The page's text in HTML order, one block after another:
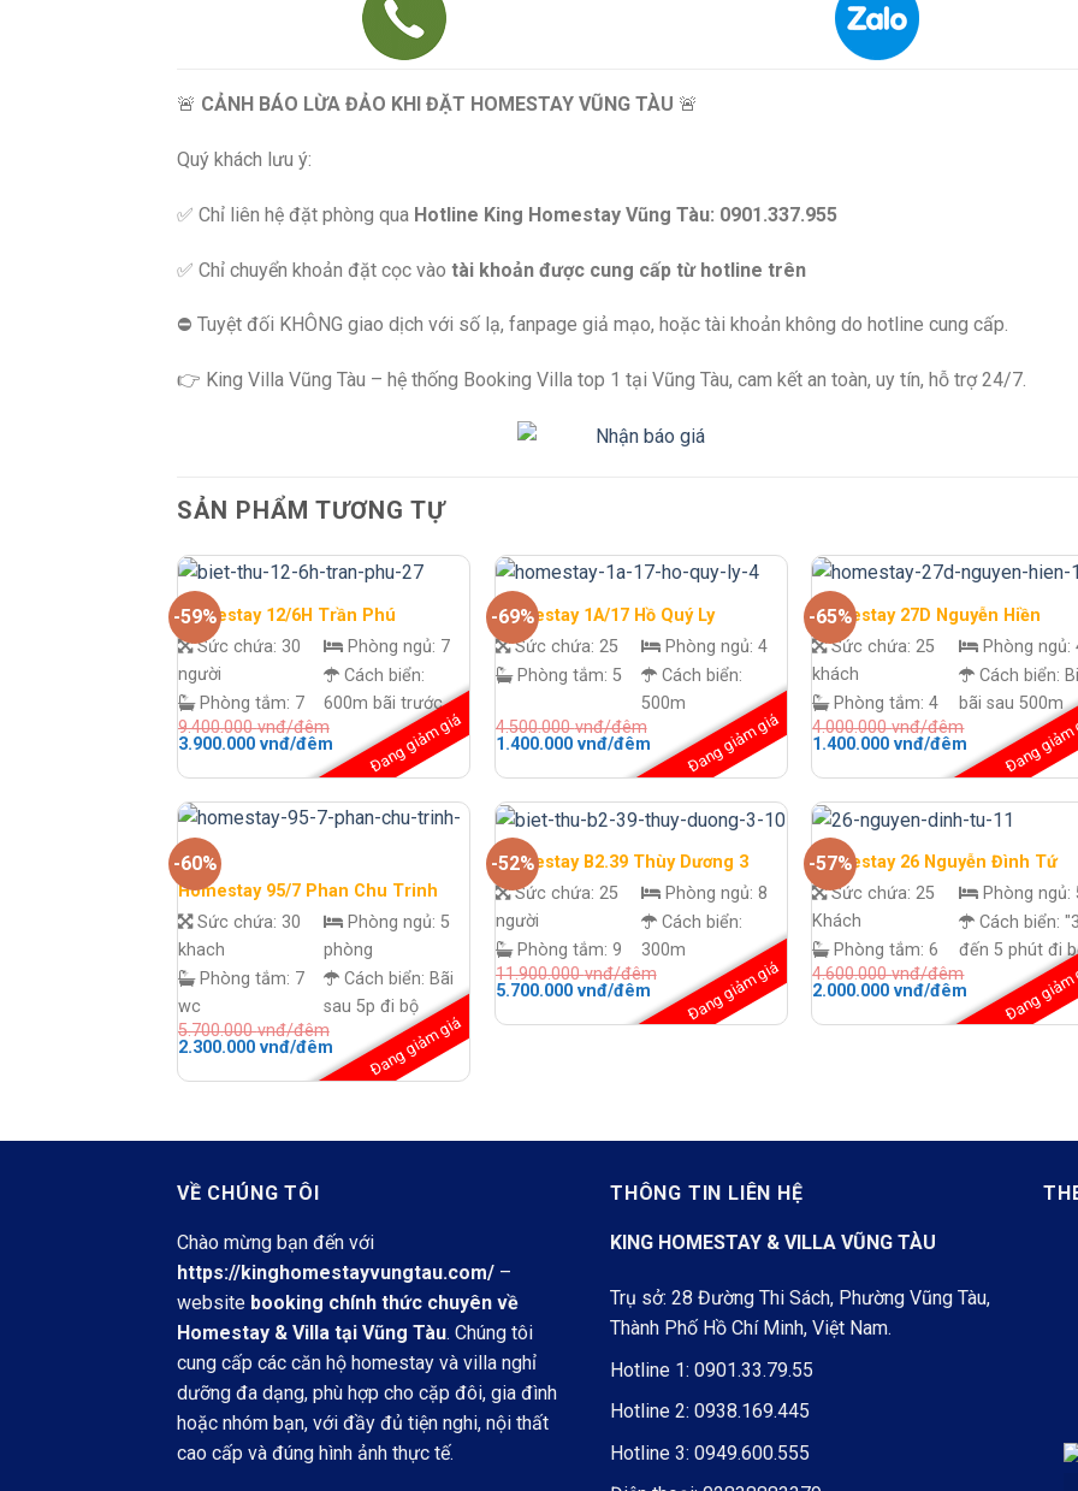
🚨 CẢNH BÁO LỪA ĐẢO KHI ĐẶT HOMESTAY VŨNG TÀU 🚨
Quý khách lưu ý:
✅ Chỉ liên hệ đặt phòng qua Hotline King Homestay Vũng Tàu: 0901.337.955
✅ Chỉ chuyển khoản đặt cọc vào tài khoản được cung cấp từ hotline trên
⛔️ Tuyệt đối KHÔNG giao dịch với số lạ, fanpage giả mạo, hoặc tài khoản không do hotline cung cấp.
👉 King Villa Vũng Tàu – hệ thống Booking Villa top 1 tại Vũng Tàu, cam kết an toàn, uy tín, hỗ trợ 24/7.
SẢN PHẨM TƯƠNG TỰ
-59%
Homestay 12/6H Trần Phú
Sức chứa: 30
người
Phòng tắm: 7
Phòng ngủ: 7
Cách biển:
600m bãi trước
Đang giảm giá
9.400.000vnđ/đêm
Giá
là:
đêm.
3.900.000 vnđ/đêmGiá
hiện
tại
3.900.000 vnđ/
đêm.
-69%
Homestay 1A/17 Hồ Quý Ly
Sức chứa: 25
Phòng tắm: 5
Phòng ngủ: 4
Cách biển:
500m
Đang giảm giá
4.500.000vnđ/đêm
Giá
là:
đêm.
1.400.000 vnđ/đêmGiá
hiện
tại
1.400.000 vnđ/
đêm.
-65%
Homestay 27D Nguyễn Hiền
Sức chứa:25
khách
Phòng tắm:4
Phòng ngủ:
Cách biển:
bãi sau 500m
Đang
4.000.000vnđ/đêm
Giá
là:
đêm.
1.400.000vnđ/đêm
hiện
tại
1.400.000
đêm.
-60%
Homestay 95/7 Phan Chu Trinh
Sức chứa: 30
khach
Phòng tắm: 7
wc
Phòng ngủ: 5
phòng
Cách biển: Bãi
sau 5p đi bộ
Đang giảm giá
5.700.000vnđ/đêm
Giá
là:
2.300.000 vnđ/đêmGiá
hiện
tại
-52%
Homestay B2.39 Thùy Dương 3
Sức chứa: 25
người
Phòng tắm: 9
Phòng ngủ: 8
Cách biển:
300m
Đang giảm giá
11.900.000vnđ/đêm
Giá
là:
5.700.000 vnđ/đêmGiá
hiện
tại
-57%
Homestay 26 Nguyễn Đình Tứ
Sức chứa:25
Khách
Phòng tắm:6
Phòng ngủ:
Cách biển:
đến 5 phút đi
Đang
4.600.000vnđ/đêm
Giá
là:
2.000.000vnđ/đêm
hiện
tại
VỀ CHÚNG TÔI
Chào mừng bạn đến với
https://kinghomestayvungtau.com/ –
website booking chính thức chuyên về
Homestay & Villa tại Vũng Tàu. Chúng tôi
cung cấp các căn hộ homestay và villa nghỉ
dưỡng đa dạng, phù hợp cho cặp đôi, gia đình
hoặc nhóm bạn, với đầy đủ tiện nghi, nội thất
cao cấp và đúng hình ảnh thực tế.
THÔNG TIN LIÊN HỆ
KING HOMESTAY & VILLA VŨNG TÀU
Trụ sở: 28 Đường Thi Sách, Phường Vũng Tàu,
Thành Phố Hồ Chí Minh, Việt Nam.
Hotline 1: 0901.33.79.55
Hotline 2: 0938.169.445
Hotline 3: 0949.600.555